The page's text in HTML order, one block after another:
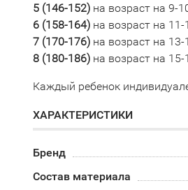
5 (146-152) на возраст на 9-
6 (158-164) на возраст на 11-
7 (170-176) на возраст на 13-
8 (180-186) на возраст на 15-
Каждый ребенок
ХАРАКТЕРИСТИКИ
Бренд
Состав материала